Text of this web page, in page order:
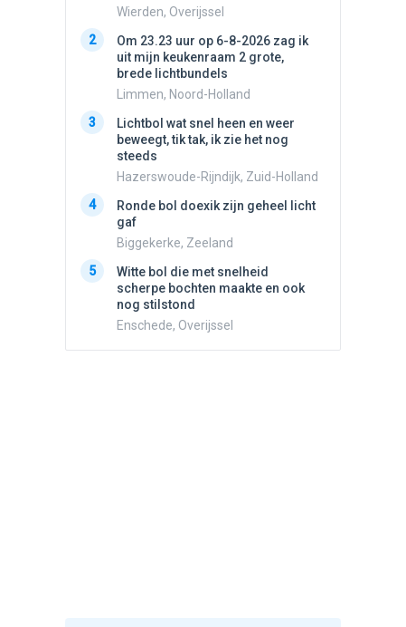
Wierden, Overijssel
2
Om 23.23 uur op 6-8-2026 zag ik
uit mijn keukenraam 2 grote,
brede lichtbundels
Limmen, Noord-Holland
3
Lichtbol wat snel heen en weer
beweegt, tik tak, ik zie het nog
steeds
Hazerswoude-Rijndijk, Zuid-Holland
4
Ronde bol doexik zijn geheel licht
gaf
Biggekerke, Zeeland
5
Witte bol die met snelheid
scherpe bochten maakte en ook
nog stilstond
Enschede, Overijssel